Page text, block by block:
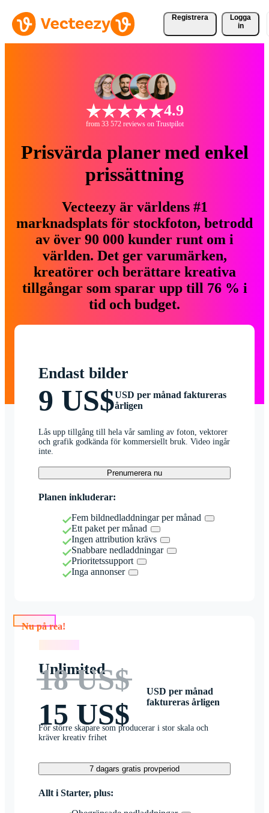
Registrera
Logga
in
4.9
from 33 572 reviews on Trustpilot
Prisvärda planer med enkel
prissättning
Vecteezy är världens #1
marknadsplats för stockfoton, betrodd
av över 90 000 kunder runt om i
världen. Det ger varumärken,
kreatörer och berättare kreativa
tillgångar som sparar upp till 76 % i
tid och budget.
Endast bilder
9 US$USD per månad faktureras
årligen
Lås upp tillgång till hela vår samling av foton, vektorer
och grafik godkända för kommersiellt bruk. Video ingår
inte.
Prenumerera nu
Planen inkluderar:
Fem bildnedladdningar per månad
Ett paket per månad
Ingen attribution krävs
Snabbare nedladdningar
Prioritetssupport
Inga annonser
Nu på rea!
Unlimited
18 US$
15 US$
USD per månad
faktureras årligen
För större skapare som producerar i stor skala och
kräver kreativ frihet
7 dagars gratis provperiod
Allt i Starter, plus: